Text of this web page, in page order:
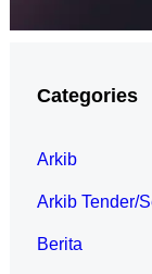
Categories
Arkib
Arkib Tender/
Berita